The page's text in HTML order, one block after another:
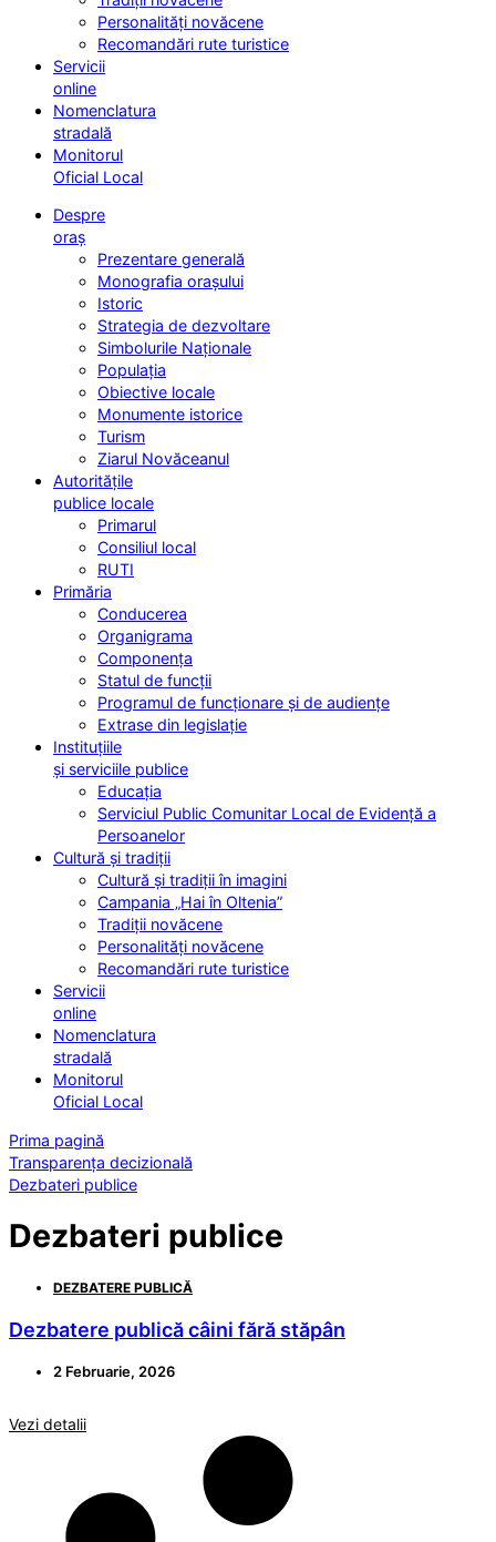
Personalități novăcene
Recomandări rute turistice
Servicii
online
Nomenclatura
stradală
Monitorul
Oficial Local
Despre
oraș
Prezentare generală
Monografia orașului
Istoric
Strategia de dezvoltare
Simbolurile Naționale
Populația
Obiective locale
Monumente istorice
Turism
Ziarul Novăceanul
Autoritățile
publice locale
Primarul
Consiliul local
RUTI
Primăria
Conducerea
Organigrama
Componența
Statul de funcții
Programul de funcționare și de audiențe
Extrase din legislație
Instituțiile
și serviciile publice
Educația
Serviciul Public Comunitar Local de Evidență a
Persoanelor
Cultură și tradiții
Cultură și tradiții în imagini
Campania „Hai în Oltenia”
Tradiții novăcene
Personalități novăcene
Recomandări rute turistice
Servicii
online
Nomenclatura
stradală
Monitorul
Oficial Local
Prima pagină
Transparența decizională
Dezbateri publice
Dezbateri publice
DEZBATERE PUBLICĂ
Dezbatere publică câini fără stăpân
2 Februarie, 2026
Vezi detalii